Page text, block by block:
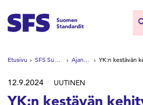
Etsi sivuilta
Hae hakutermillä
Etusivu SFS Suomen Standardit Ajankohtaista
12.9.2024 UUTINEN
YK:n kestävän